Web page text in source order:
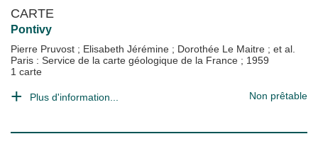
CARTE
Pontivy
Pierre Pruvost ; Elisabeth Jérémine ; Dorothée Le Maitre ; et al.
Paris : Service de la carte géologique de la France ; 1959
1 carte
Plus d'information... Non prêtable